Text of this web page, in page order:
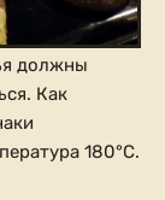
должны
Как
180°С.